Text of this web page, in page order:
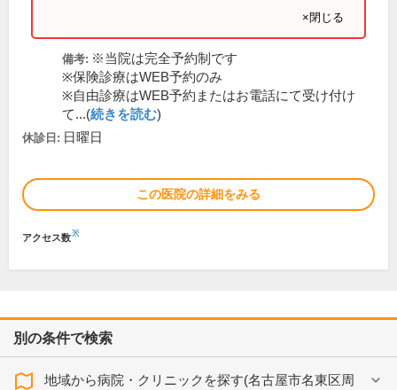
×閉じる
備考: ※当院は完全予約制です
※保険診療はWEB予約のみ
※自由診療はWEB予約またはお電話にて受け付け
て...(続きを読む)
休診日: 日曜日
この医院の詳細をみる
アクセス数※
別の条件で検索
地域から病院・クリニックを探す(名古屋市名東区周